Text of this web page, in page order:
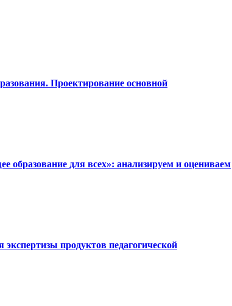
Проектирование основной
для всех»: анализируем и оцениваем
продуктов педагогической